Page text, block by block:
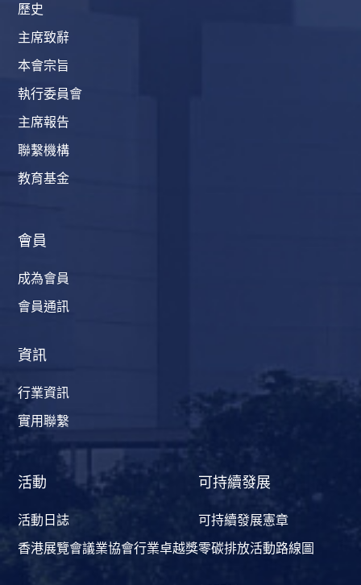
歷史
主席致辭
本會宗旨
執行委員會
主席報告
聯繫機構
教育基金
會員
成為會員
會員通訊
資訊
行業資訊
實用聯繫
活動
活動日誌
香港展覽會議業協會行業卓越獎
可持續發展
可持續發展憲章
零碳排放活動路線圖